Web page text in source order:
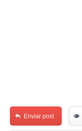
Enviar post